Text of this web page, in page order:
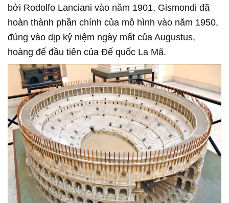
bởi Rodolfo Lanciani vào năm 1901, Gismondi đã
hoàn thành phần chính của mô hình vào năm 1950,
đúng vào dịp kỷ niệm ngày mất của Augustus,
hoàng đế đầu tiên của Đế quốc La Mã.